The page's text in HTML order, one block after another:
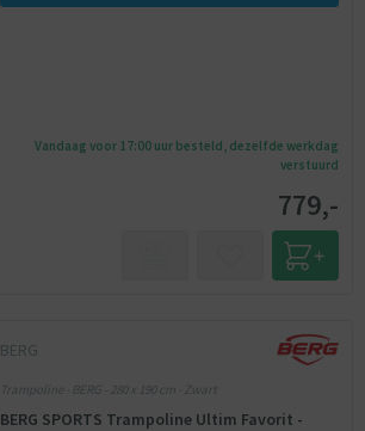
Vandaag voor 17:00 uur besteld, dezelfde werkdag
verstuurd
779,-
BERG
Trampoline - BERG - 280 x 190 cm - Zwart
BERG SPORTS Trampoline Ultim Favorit -